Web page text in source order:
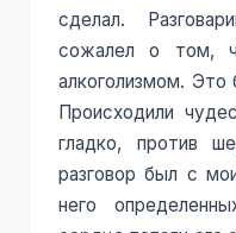
сделал.
сожалел о том,
алкоголизмом.
Происходили
гладко, против
разговор был с
него